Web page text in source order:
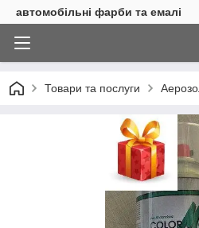
автомобільні фарби та емалі
Товари та послуги